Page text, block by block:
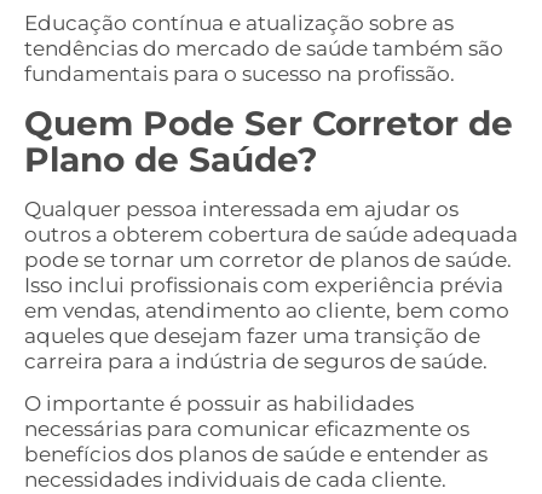
Educação contínua e atualização sobre as
tendências do mercado de saúde também são
fundamentais para o sucesso na profissão.
Quem Pode Ser Corretor de
Plano de Saúde?
Qualquer pessoa interessada em ajudar os
outros a obterem cobertura de saúde adequada
pode se tornar um corretor de planos de saúde.
Isso inclui profissionais com experiência prévia
em vendas, atendimento ao cliente, bem como
aqueles que desejam fazer uma transição de
carreira para a indústria de seguros de saúde.
O importante é possuir as habilidades
necessárias para comunicar eficazmente os
benefícios dos planos de saúde e entender as
necessidades individuais de cada cliente.